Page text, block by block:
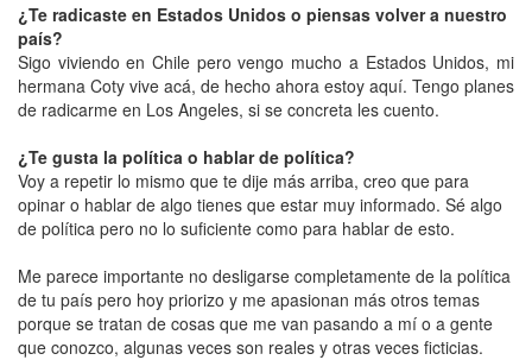
¿Te radicaste en Estados Unidos o piensas volver a nuestro
país?
Sigo viviendo en Chile pero vengo mucho a Estados Unidos, mi
hermana Coty vive acá, de hecho ahora estoy aquí. Tengo planes
de radicarme en Los Angeles, si se concreta les cuento.
¿Te gusta la política o hablar de política?
Voy a repetir lo mismo que te dije más arriba, creo que para
opinar o hablar de algo tienes que estar muy informado. Sé algo
de política pero no lo suficiente como para hablar de esto.
Me parece importante no desligarse completamente de la política
de tu país pero hoy priorizo y me apasionan más otros temas
porque se tratan de cosas que me van pasando a mí o a gente
que conozco, algunas veces son reales y otras veces ficticias.